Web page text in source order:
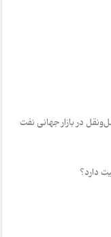
در بازار جهانی نفت
دارد؟